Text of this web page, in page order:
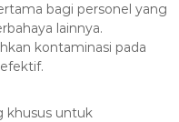
bagi personel yang
lainnya.
kontaminasi pada
khusus untuk